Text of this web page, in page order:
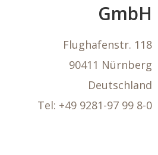
GmbH
Flughafenstr. 118
90411 Nürnberg
Deutschland
Tel: +49 9281-97 99 8-0